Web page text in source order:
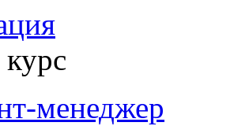
менеджер